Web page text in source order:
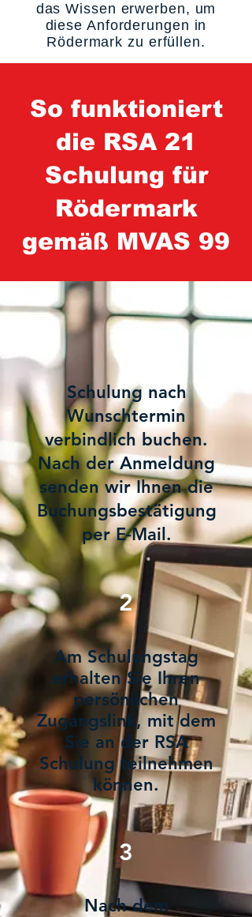
das Wissen erwerben, um
diese Anforderungen in
Rödermark zu erfüllen.
So funktioniert
die RSA 21
Schulung für
Rödermark
gemäß MVAS 99
Schulung nach
Wunschtermin
verbindlich buchen.
Nach der Anmeldung
senden wir Ihnen die
Buchungsbestätigung
per E-Mail.
2
Am Schulungstag
erhalten Sie Ihren
persönlichen
Zugangslink, mit dem
Sie an der RSA
Schulung teilnehmen
können.
3
Nach dem